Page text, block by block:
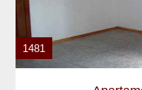
1481